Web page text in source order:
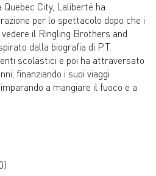
City, Laliberté ha
per lo spettacolo dopo che i
il Ringling Brothers and
dalla biografia di P.T.
scolastici e poi ha attraversato
finanziando i suoi viaggi
a mangiare il fuoco e a